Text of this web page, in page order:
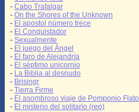
- Cabo Trafalgar
- On the Shores of the Unknown
- El apostol número trece
- El Conquistador
- Sexualmente
- El juego del Ángel
- El faro de Alejandría
- El séptimo unicornio
- La Biblia al desnudo
- Brisingr
- Tierra Firme
- El asombroso viaje de Pomponio Flato
- El misterio del solitario (rep)